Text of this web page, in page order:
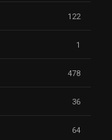
122
1
478
36
64